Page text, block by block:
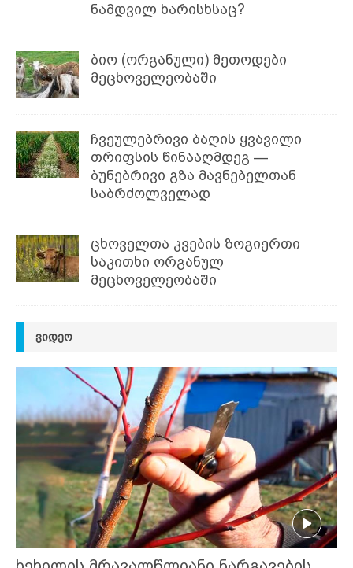
ნამდვილ ხარისხსაც?
ბიო (ორგანული) მეთოდები
მეცხოველეობაში
ჩვეულებრივი ბაღის ყვავილი
თრიფსის წინააღმდეგ —
ბუნებრივი გზა მავნებელთან
საბრძოლველად
ცხოველთა კვების ზოგიერთი
საკითხი ორგანულ
მეცხოველეობაში
ᲕᲘᲓᲔᲝ